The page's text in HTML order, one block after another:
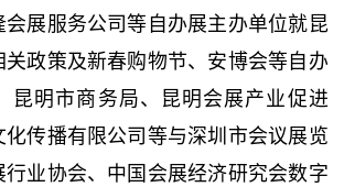
会展服务公司等自办展主办单位就昆
关政策及新春购物节、安博会等自办
昆明市商务局、昆明会展产业促进
化传播有限公司等与深圳市会议展览
业协会、中国会展经济研究会数字